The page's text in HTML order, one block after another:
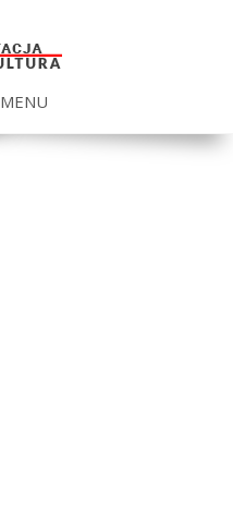
MENU